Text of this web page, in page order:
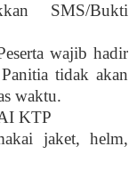
SMS/Bukti
wajib hadir
tidak akan
waktu.
KTP
jaket, helm,